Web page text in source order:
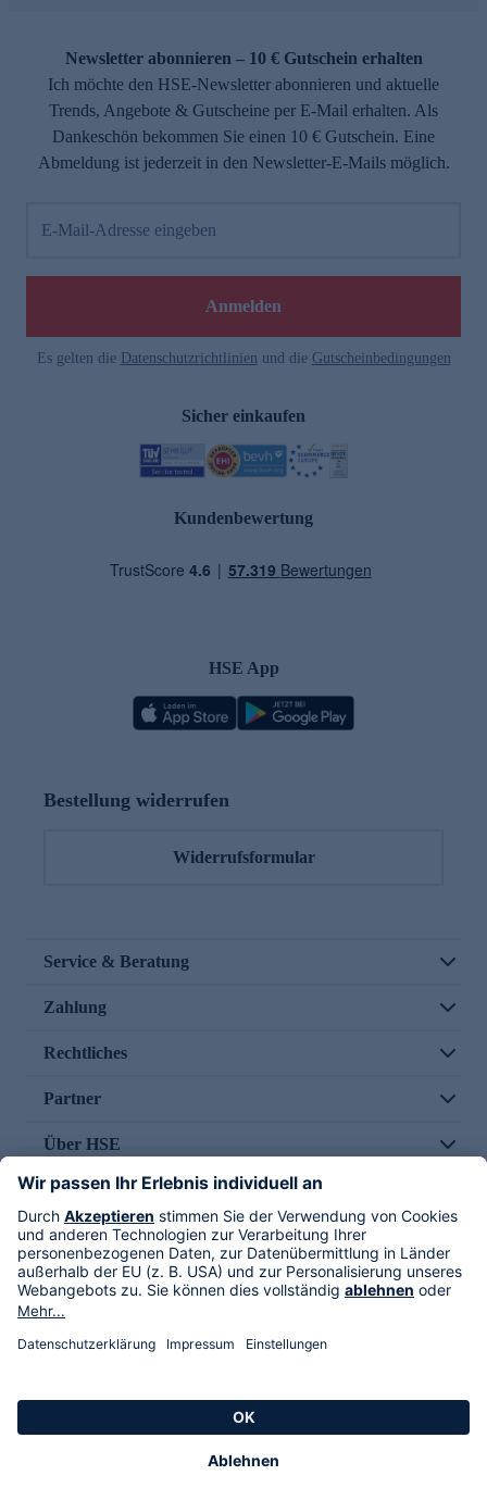
Newsletter abonnieren – 10 € Gutschein erhalten
Ich möchte den HSE-Newsletter abonnieren und aktuelle
Trends, Angebote & Gutscheine per E-Mail erhalten. Als
Dankeschön bekommen Sie einen 10 € Gutschein. Eine
Abmeldung ist jederzeit in den Newsletter-E-Mails möglich.
E-Mail-Adresse eingeben
Anmelden
Es gelten die Datenschutzrichtlinien und die Gutscheinbedingungen
Sicher einkaufen
Kundenbewertung
HSE App
Bestellung widerrufen
Widerrufsformular
Service & Beratung
Zahlung
Rechtliches
Partner
Über HSE
Im TV
HSE International